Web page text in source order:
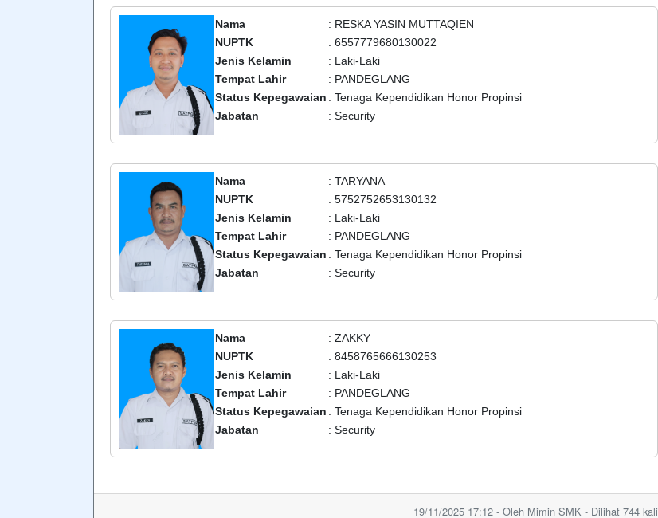
Nama
: RESKA YASIN MUTTAQIEN
NUPTK
: 6557779680130022
Jenis Kelamin
: Laki-Laki
Tempat Lahir
: PANDEGLANG
Status Kepegawaian : Tenaga Kependidikan Honor Propinsi
Jabatan
: Security
Nama
: TARYANA
NUPTK
: 5752752653130132
Jenis Kelamin
: Laki-Laki
Tempat Lahir
: PANDEGLANG
Status Kepegawaian : Tenaga Kependidikan Honor Propinsi
Jabatan
: Security
Nama
: ZAKKY
NUPTK
: 8458765666130253
Jenis Kelamin
: Laki-Laki
Tempat Lahir
: PANDEGLANG
Status Kepegawaian : Tenaga Kependidikan Honor Propinsi
Jabatan
: Security
19/11/2025 17:12 - Oleh Mimin SMK - Dilihat 744 kali